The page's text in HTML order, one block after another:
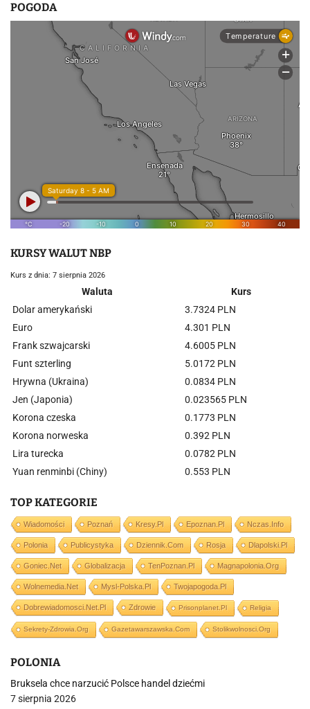
POGODA
KURSY WALUT NBP
Kurs z dnia: 7 sierpnia 2026
Waluta
Kurs
Dolar amerykański
3.7324 PLN
Euro
4.301 PLN
Frank szwajcarski
4.6005 PLN
Funt szterling
5.0172 PLN
Hrywna (Ukraina)
0.0834 PLN
Jen (Japonia)
0.023565 PLN
Korona czeska
0.1773 PLN
Korona norweska
0.392 PLN
Lira turecka
0.0782 PLN
Yuan renminbi (Chiny)
0.553 PLN
TOP KATEGORIE
Wiadomości Poznań Kresy.pl Epoznan.pl Nczas.info
Polonia Publicystyka Dziennik.com Rosja Dlapolski.pl
Goniec.net Globalizacja TenPoznan.pl Magnapolonia.org
Wolnemedia.net Mysl-Polska.pl Twojapogoda.pl
Dobrewiadomosci.net.pl Zdrowie Prisonplanet.pl Religia
Sekrety-Zdrowia.org Gazetawarszawska.com Stolikwolnosci.org
POLONIA
Bruksela chce narzucić Polsce handel dziećmi
7 sierpnia 2026